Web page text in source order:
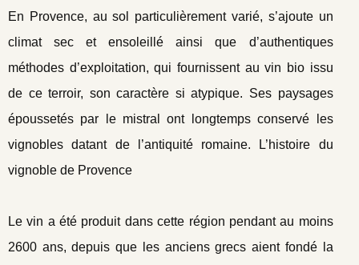
En Provence, au sol particulièrement varié, s’ajoute un
climat sec et ensoleillé ainsi que d’authentiques
méthodes d’exploitation, qui fournissent au vin bio issu
de ce terroir, son caractère si atypique. Ses paysages
époussetés par le mistral ont longtemps conservé les
vignobles datant de l’antiquité romaine. L’histoire du
vignoble de Provence
Le vin a été produit dans cette région pendant au moins
2600 ans, depuis que les anciens grecs aient fondé la